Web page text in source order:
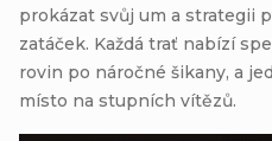
prokázat svůj um a strategii
zatáček. Každá trať nabízí
rovin po náročné šikany, a
místo na stupních vítězů.